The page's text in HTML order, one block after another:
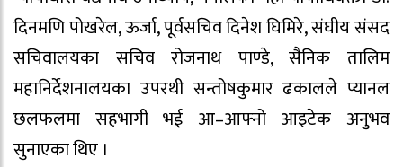
दिनमणि पोखरेल, ऊर्जा, पूर्वसचिव दिनेश घिमिरे, संघीय संसद
सचिवालयका सचिव रोजनाथ पाण्डे, सैनिक तालिम
महानिर्देशनालयका उपरथी सन्तोषकुमार ढकालले प्यानल
छलफलमा सहभागी भई आ–आफ्नो आइटेक अनुभव
सुनाएका थिए ।